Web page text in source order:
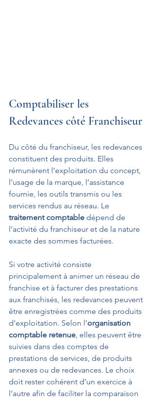
Comptabiliser les
Redevances côté Franchiseur
Du côté du franchiseur, les redevances
constituent des produits. Elles
rémunèrent l’exploitation du concept,
l’usage de la marque, l’assistance
fournie, les outils transmis ou les
services rendus au réseau. Le
traitement comptable dépend de
l’activité du franchiseur et de la nature
exacte des sommes facturées.
Si votre activité consiste
principalement à animer un réseau de
franchise et à facturer des prestations
aux franchisés, les redevances peuvent
être enregistrées comme des produits
d’exploitation. Selon l’organisation
comptable retenue, elles peuvent être
suivies dans des comptes de
prestations de services, de produits
annexes ou de redevances. Le choix
doit rester cohérent d’un exercice à
l’autre afin de faciliter la comparaison